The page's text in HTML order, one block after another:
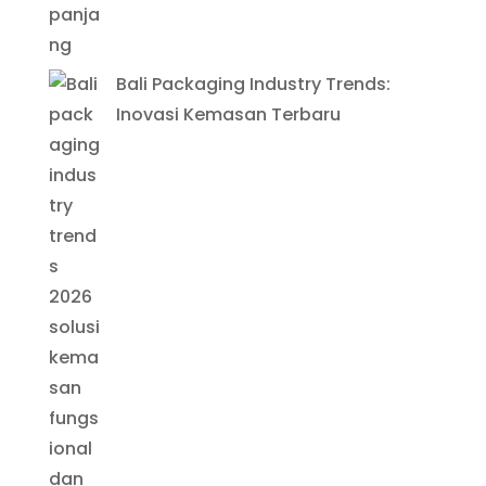
Bali Packaging Industry Trends:
Inovasi Kemasan Terbaru